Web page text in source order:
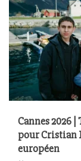
Cannes 2026
pour Cristian
européen